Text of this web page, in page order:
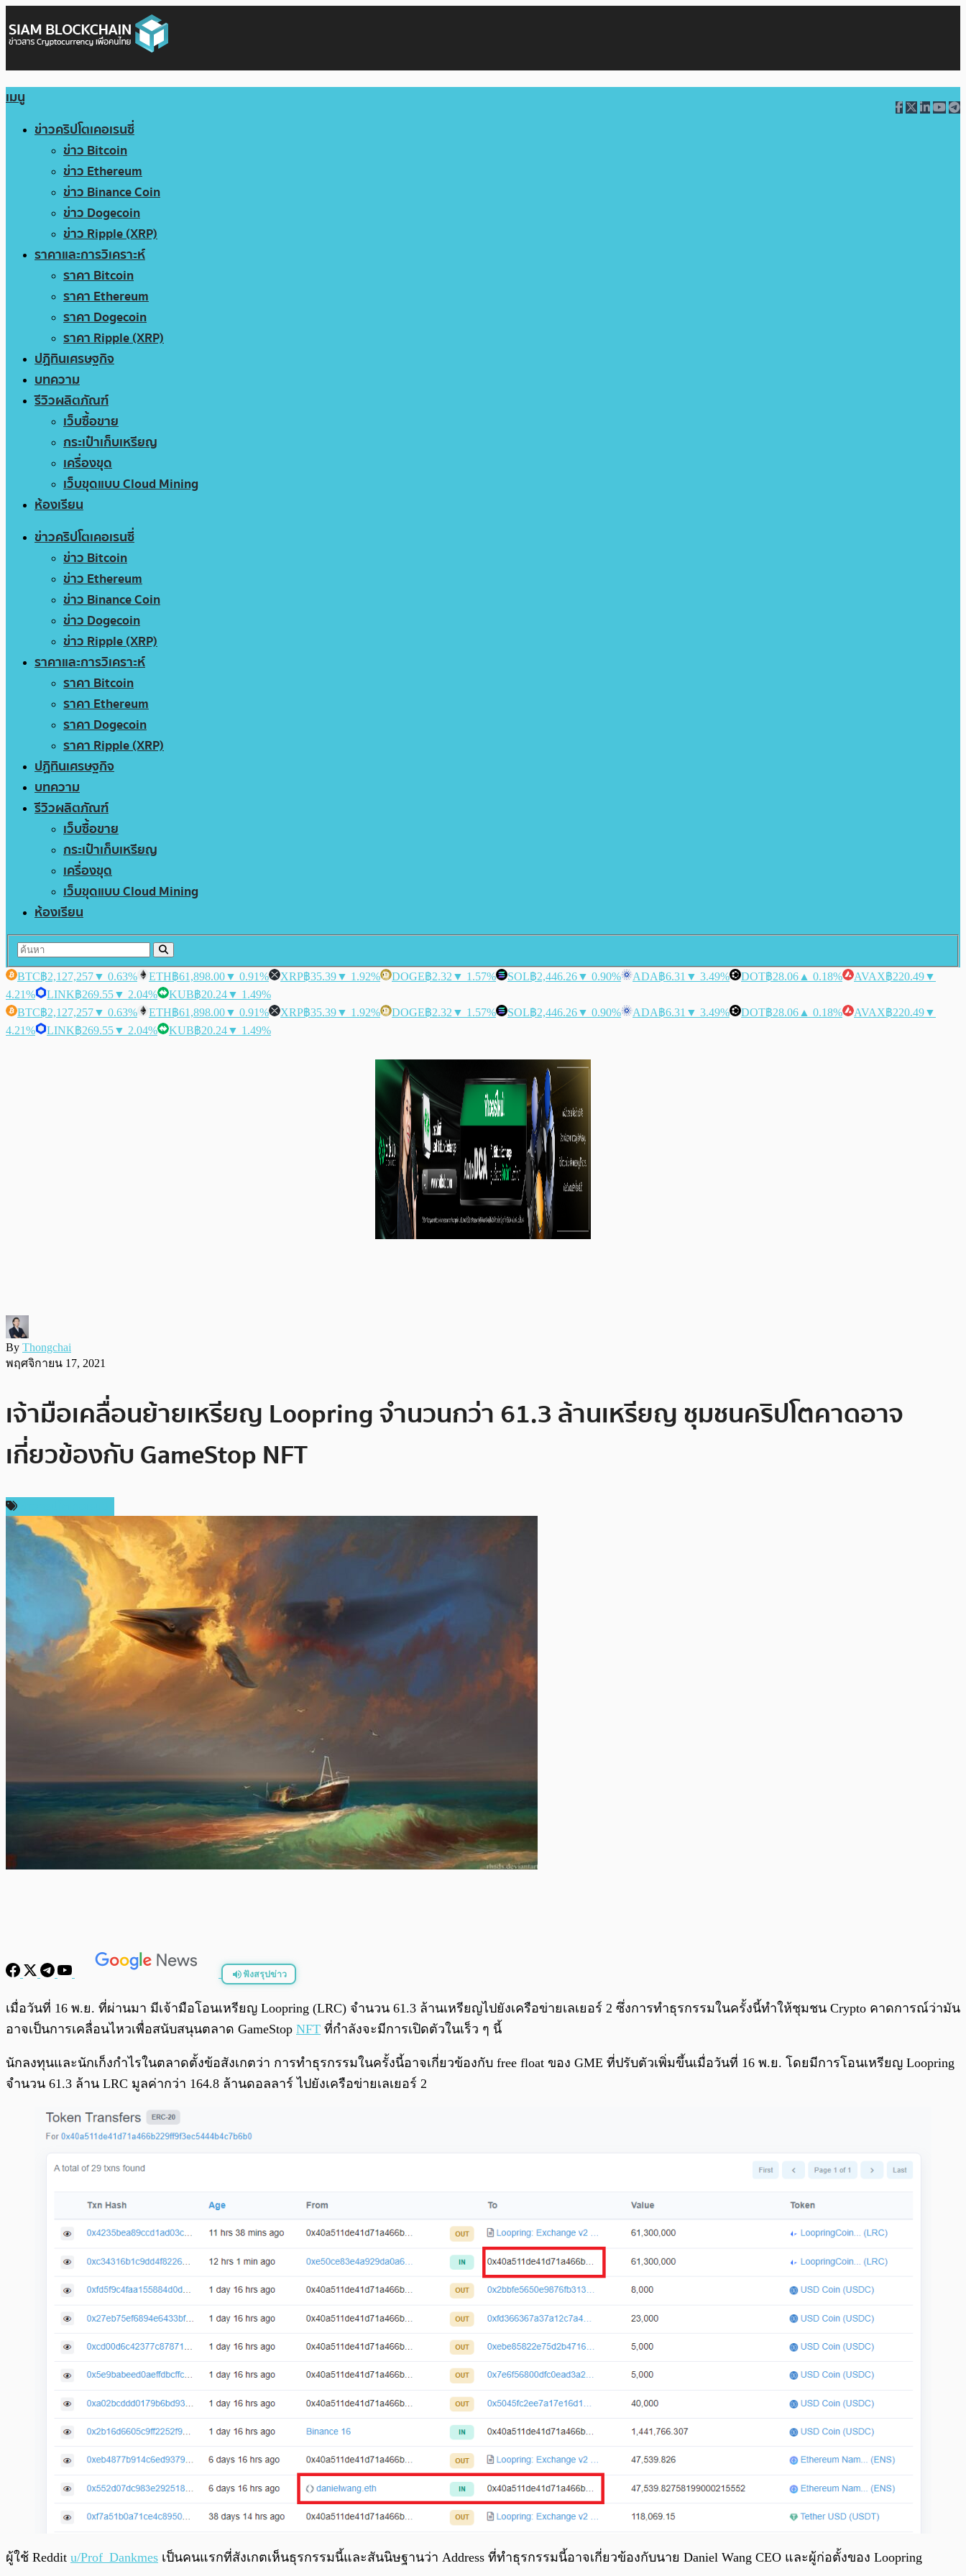
เมนู
ข่าวคริปโตเคอเรนซี่
ข่าว Bitcoin
ข่าว Ethereum
ข่าว Binance Coin
ข่าว Dogecoin
ข่าว Ripple (XRP)
ราคาและการวิเคราะห์
ราคา Bitcoin
ราคา Ethereum
ราคา Dogecoin
ราคา Ripple (XRP)
ปฏิทินเศรษฐกิจ
บทความ
รีวิวผลิตภัณฑ์
เว็บซื้อขาย
กระเป๋าเก็บเหรียญ
เครื่องขุด
เว็บขุดแบบ Cloud Mining
ห้องเรียน
ข่าวคริปโตเคอเรนซี่
ข่าว Bitcoin
ข่าว Ethereum
ข่าว Binance Coin
ข่าว Dogecoin
ข่าว Ripple (XRP)
ราคาและการวิเคราะห์
ราคา Bitcoin
ราคา Ethereum
ราคา Dogecoin
ราคา Ripple (XRP)
ปฏิทินเศรษฐกิจ
บทความ
รีวิวผลิตภัณฑ์
เว็บซื้อขาย
กระเป๋าเก็บเหรียญ
เครื่องขุด
เว็บขุดแบบ Cloud Mining
ห้องเรียน
BTC฿2,127,257▼ 0.63% ETH฿61,898.00▼ 0.91% XRP฿35.39▼ 1.92% DOGE฿2.32 ▼ 1.57% SOL฿2,446.26▼ 0.90% ADA฿6.31 ▼ 3.49% DOT฿28.06 ▲ 0.18% AVAX฿220.49▼
4.21%
LINK฿269.55▼ 2.04% KUB฿20.24▼ 1.49%
BTC฿2,127,257▼ 0.63% ETH฿61,898.00▼ 0.91% XRP฿35.39▼ 1.92% DOGE฿2.32 ▼ 1.57% SOL฿2,446.26▼ 0.90% ADA฿6.31 ▼ 3.49% DOT฿28.06 ▲ 0.18% AVAX฿220.49▼
4.21%
LINK฿269.55▼ 2.04% KUB฿20.24▼ 1.49%
By Thongchai
พฤศจิกายน 17, 2021
เจ้ามือเคลื่อนย้ายเหรียญ Loopring จำนวนกว่า 61.3 ล้านเหรียญ ชุมชนคริปโตคาดอาจ
เกี่ยวข้องกับ GameStop NFT
ฟังสรุปข่าว
พร้อมเล่น
เมื่อวันที่ 16 พ.ย. ที่ผ่านมา มีเจ้ามือโอนเหรียญ Loopring (LRC) จำนวน 61.3 ล้านเหรียญไปยังเครือข่ายเลเยอร์ 2 ซึ่งการทำธุรกรรมในครั้งนี้ทำให้ชุมชน Crypto คาดการณ์ว่ามัน
อาจเป็นการเคลื่อนไหวเพื่อสนับสนุนตลาด GameStop NFT ที่กำลังจะมีการเปิดตัวในเร็ว ๆ นี้
นักลงทุนและนักเก็งกำไรในตลาดตั้งข้อสังเกตว่า การทำธุรกรรมในครั้งนี้อาจเกี่ยวข้องกับ free float ของ GME ที่ปรับตัวเพิ่มขึ้นเมื่อวันที่ 16 พ.ย. โดยมีการโอนเหรียญ Loopring
จำนวน 61.3 ล้าน LRC มูลค่ากว่า 164.8 ล้านดอลลาร์ ไปยังเครือข่ายเลเยอร์ 2
ผู้ใช้ Reddit u/Prof_Dankmes เป็นคนแรกที่สังเกตเห็นธุรกรรมนี้และสันนิษฐานว่า Address ที่ทำธุรกรรมนี้อาจเกี่ยวข้องกับนาย Daniel Wang CEO และผู้ก่อตั้งของ Loopring